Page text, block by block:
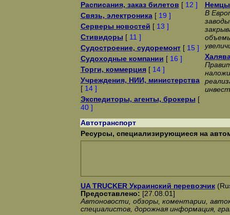
Расписания, заказ билетов [ 12 ]
Связь, электроника[ 19 ]
Серверы новостей [ 13 ]
Стивидоры [ 11 ]
Судостроение, судоремонт[ 15 ]
Судоходные компании [ 16 ]
Торги, коммерция[ 14 ]
Учреждения, НИИ, министерства
[ 14 ]
Экспедиторы, агенты, брокеры [
40 ]
Немцы
В
Автотранспорт
Ресурсы, специализирующиеся на
UA TRUCKER Украинский перевозчик
Предоставлено: [27.08.01]
Автоновости, обзоры, коментарии,
специалистов, дорожная информация,